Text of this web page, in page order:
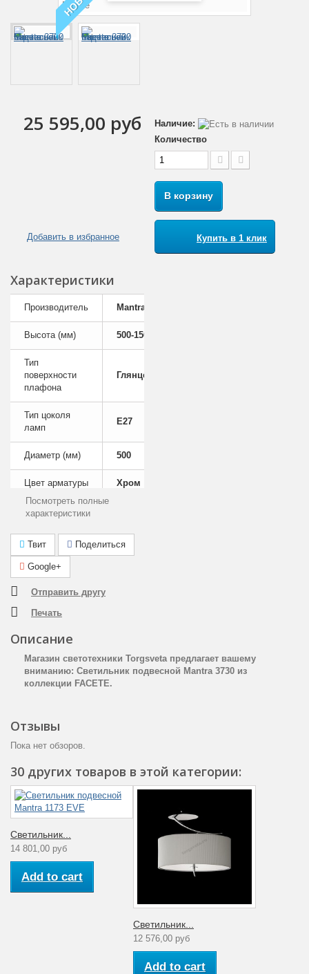
25 595,00 руб
Добавить в избранное
Наличие:
Количество
В корзину
Купить в 1 клик
Характеристики
Производитель Mantra (Испания)
Высота (мм) 500-1500
Тип
поверхности
плафона
Глянцевый
Тип цоколя
ламп
E27
Диаметр (мм) 500
Цвет арматуры Хром
Лампы в
Площадь
освещения
(м2)
мощность (Вт)
Гарантия
производителя
(месяцы)
12
Тип
арматуры
Тип ламп Энергосберегающие
Мощность
лампы (Вт)
Материал
арматуры
Артикул
Современный
Посмотреть полные
характеристики
Твит Поделиться
Google+
Отправить другу
Печать
Описание
Магазин светотехники Torgsveta предлагает вашему
вниманию: Светильник подвесной Mantra 3730 из
коллекции FACETE.
Отзывы
Пока нет обзоров.
30 других товаров в этой категории:
Светильник...
14 801,00 руб
Add to cart
Светильник...
12 576,00 руб
Add to cart